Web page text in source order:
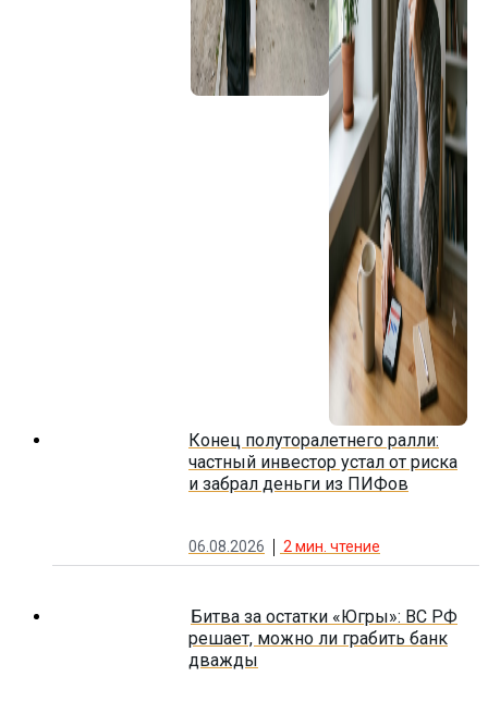
Конец полуторалетнего ралли:
частный инвестор устал от риска
и забрал деньги из ПИФов
06.08.2026 2 мин. чтение
Битва за остатки «Югры»: ВС РФ
решает, можно ли грабить банк
дважды